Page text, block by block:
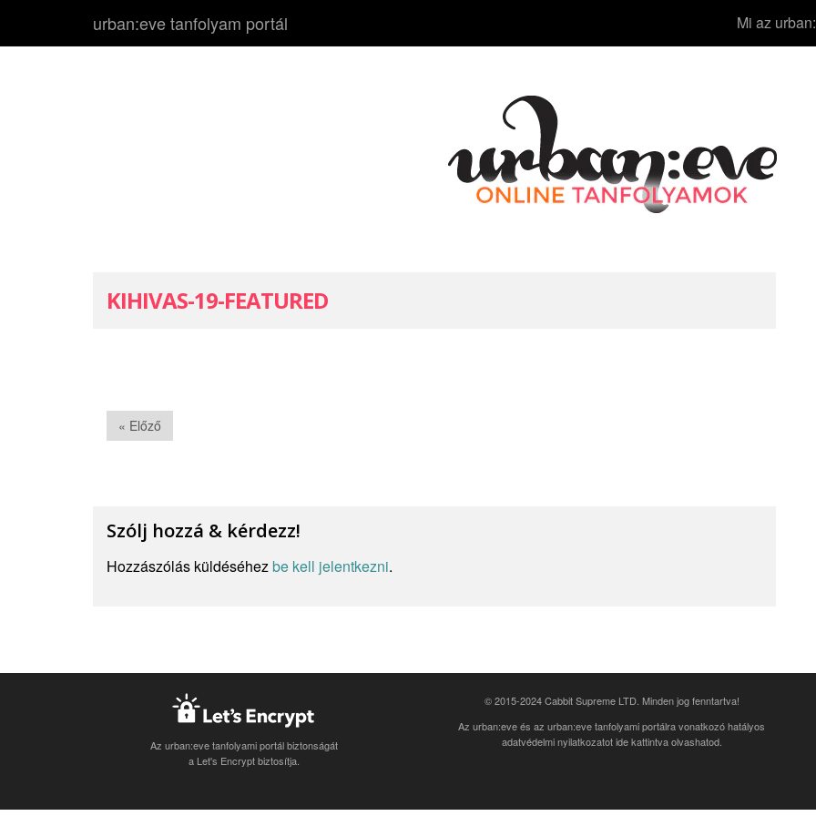
urban:eve tanfolyam portál Mi az
KIHIVAS-19-FEATURED
« Előző
Szólj hozzá & kérdezz!
Hozzászólás küldéséhezbe kell jelentkezni.
Az urban:eve tanfolyami portál biztonságát
a Let's Encrypt biztosítja.
© 2015-2024 Cabbit Supreme LTD. Minden jog fenntartva!
Az urban:eve és az urban:eve tanfolyami portálra vonatkozóhatályos
adatvédelmi nyilatkozatot ide kattintva olvashatod.